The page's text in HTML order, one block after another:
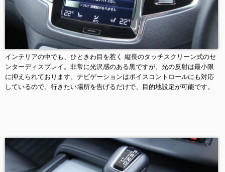
インテリアの中でも、ひときわ目を惹く 縦長のタッチスクリーン式のセ
ンターディスプレイ。非常に光沢感のある黒ですが、光の反射は最小限
に抑えられております。ナビゲーションはボイスコントロールにも対応
しているので、行きたい場所を告げるだけで、目的地設定が可能です。